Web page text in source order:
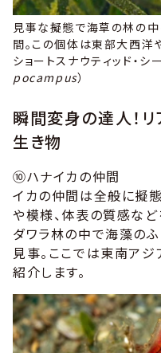
見事な擬態で海草の林の
間。この個体は東部大西洋
ショートスナウティッド・シ
pocampus）
瞬間変身の達人！
生き物
⑩ハナイカの仲間
イカの仲間は全般に擬
や模様、体表の質感など
ダワラ林の中で海藻の
見事。ここでは東南ア
紹介します。